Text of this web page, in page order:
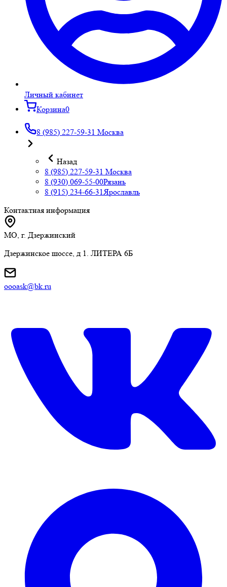
Личный кабинет
Корзина0
8 (985) 227-59-31 Москва
Назад
8 (985) 227-59-31 Москва
8 (930) 069-55-00Рязань
8 (915) 234-66-31Ярославль
Контактная информация
МО, г. Дзержинский
Дзержинское шоссе, д 1. ЛИТЕРА 6Б
oooask@bk.ru